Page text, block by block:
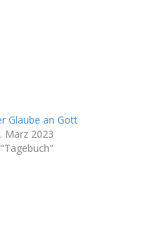
Glaube an Gott
März 2023